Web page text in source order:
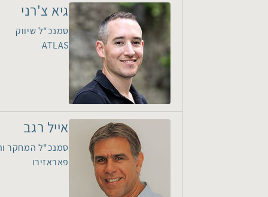
גיא צ'רני
סמנכ"ל שיווק
ATLAS
אייל רגב
סמנכ"ל המחקר
פאראזירו